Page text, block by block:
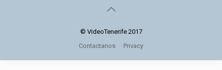
© VideoTenerife 2017
Contactanos
Privacy